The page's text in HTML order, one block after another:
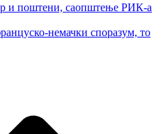
и поштени, саопштење РИК-а
немачки споразум, то